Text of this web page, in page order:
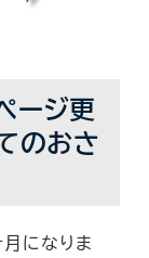
ージ更
のおさ
になりま